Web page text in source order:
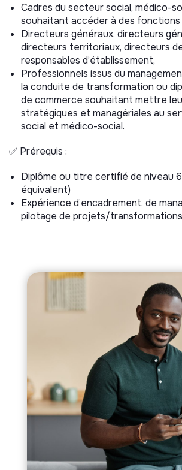
Cadres du secteur social, médico-
souhaitant accéder à des
Directeurs généraux, directeurs
directeurs territoriaux, directeurs
responsables d’établissement,
Professionnels issus du
la conduite de transformation ou
de commerce souhaitant mettre
stratégiques et managériales au
social et médico-social.
✅ Prérequis :
Diplôme ou titre certifié de niveau
équivalent)
Expérience d’encadrement, de
pilotage de projets/transformations